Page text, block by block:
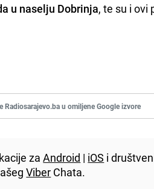
u naselju Dobrinja, te su i ovi
Radiosarajevo.ba u omiljene Google izvore
zaAndroid | iOS i
Viber Chata.